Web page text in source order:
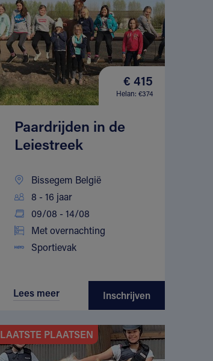
€ 415
Helan: €374
Paardrijden in de
Leiestreek
Bissegem België
8 - 16 jaar
09/08 - 14/08
Met overnachting
Sportievak
Lees meer Inschrijven
LAATSTE PLAATSEN